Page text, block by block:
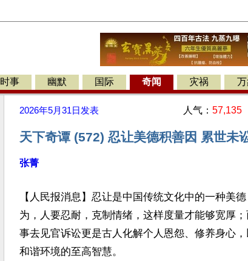
时事 幽默 国际 奇闻 灾祸 万
2026年5月31日 发表 人气： 57,135
天下奇谭 (572) 忍让美德积善因 累世未
张菁
【人民报消息】忍让是中国传统文化中的一种美
为，人要忍耐，克制情绪，这样度量才能够宽厚
事去见官诉讼更是古人化解个人恩怨、修养身心
和谐环境的至高智慧。